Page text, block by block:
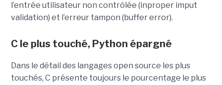
l’entrée utilisateur non contrôlée (inproper imput
validation) et l’erreur tampon (buffer error).
C le plus touché, Python épargné
Dans le détail des langages open source les plus
touchés, C présente toujours le pourcentage le plus